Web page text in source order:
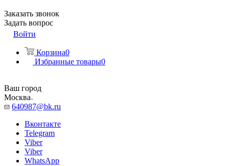
Заказать звонок
Задать вопрос
Войти
Корзина0
Избранные товары0
Ваш город
Москва
640987@bk.ru
Вконтакте
Telegram
Viber
Viber
WhatsApp